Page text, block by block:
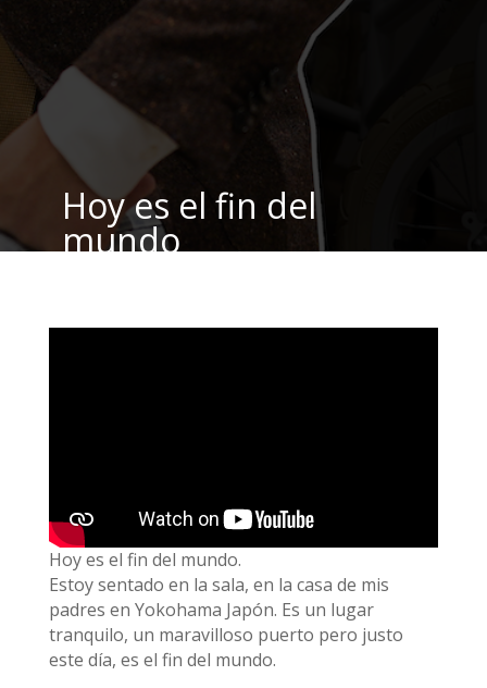
Hoy es el fin del
mundo
Hoy es el fin del mundo.
Estoy sentado en la sala, en la casa de mis
padres en Yokohama Japón. Es un lugar
tranquilo, un maravilloso puerto pero justo
este día, es el fin del mundo.